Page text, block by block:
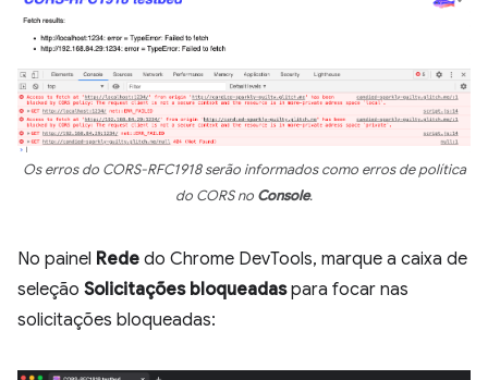
Os erros do CORS-RFC1918 serão informados como erros de política
do CORS no Console.
No painel Rede do Chrome DevTools, marque a caixa de
seleção Solicitações bloqueadaspara focar nas
solicitações bloqueadas: